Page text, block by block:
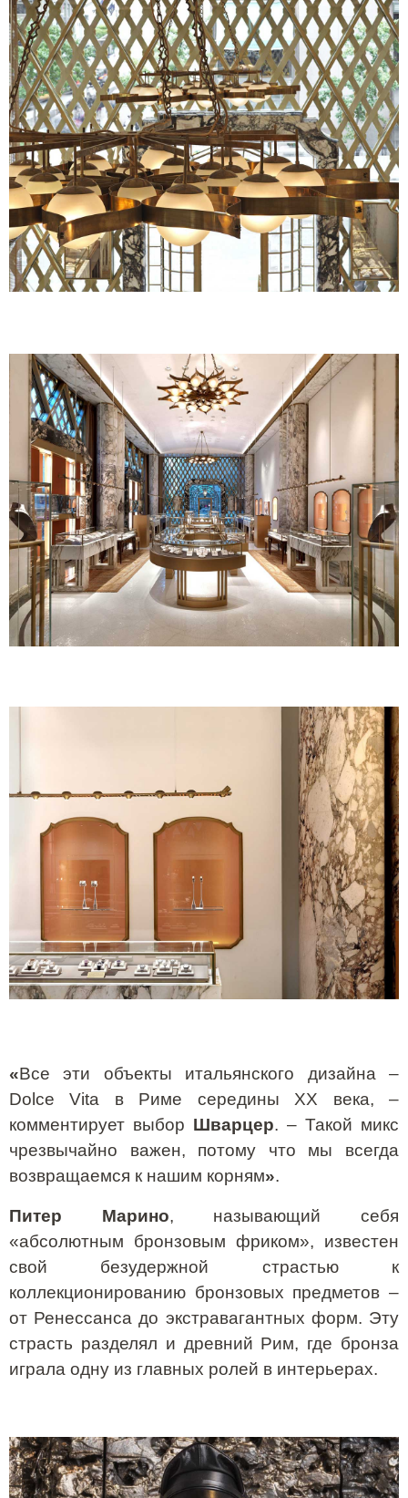
«Все эти объекты итальянского дизайна –
Dolce
Vita в Риме середины XX
века, –
комментирует выбор Шварцер. – Такой микс
чрезвычайно важен, потому что мы всегда
возвращаемся к нашим корням».
Питер Марино, называющий себя
«абсолютным бронзовым фриком», известен
свой безудержной страстью к
коллекционированию бронзовых предметов –
от Ренессанса до экстравагантных форм. Эту
страсть разделял и древний Рим, где бронза
играла одну из главных ролей в интерьерах.